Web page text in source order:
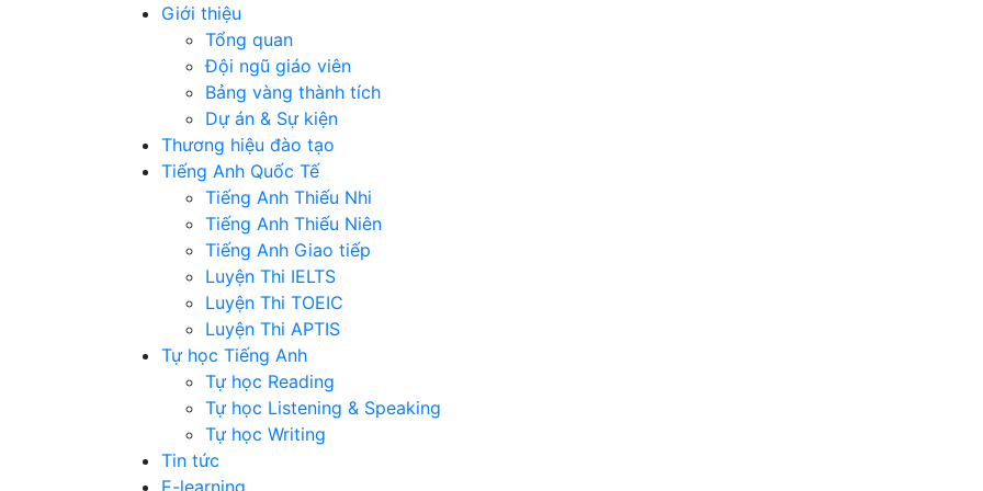
Giới thiệu
Tổng quan
Đội ngũ giáo viên
Bảng vàng thành tích
Dự án & Sự kiện
Thương hiệu đào tạo
Tiếng Anh Quốc Tế
Tiếng Anh Thiếu Nhi
Tiếng Anh Thiếu Niên
Tiếng Anh Giao tiếp
Luyện Thi IELTS
Luyện Thi TOEIC
Luyện Thi APTIS
Tự học Tiếng Anh
Tự học Reading
Tự học Listening & Speaking
Tự học Writing
Tin tức
E-learning